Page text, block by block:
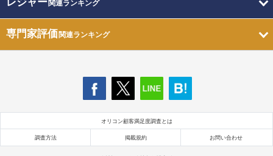
レジャー関連ランキング
専門家評価関連ランキング
オリコン顧客満足度調査とは
調査方法 掲載規約 お問い合わせ